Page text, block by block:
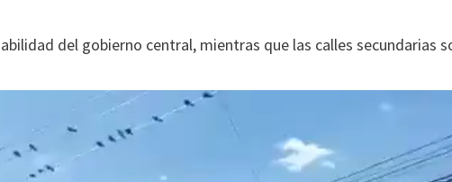
del gobierno central, mientras que las calles secundarias